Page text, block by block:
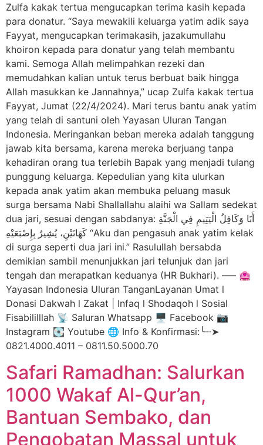
Zulfa kakak tertua mengucapkan terima kasih kepada
para donatur. “Saya mewakili keluarga yatim adik saya
Fayyat, mengucapkan terimakasih, jazakumullahu
khoiron kepada para donatur yang telah membantu
kami. Semoga Allah melimpahkan rezeki dan
memudahkan kalian untuk terus berbuat baik hingga
Allah masukkan ke Jannahnya,” ucap Zulfa kakak tertua
Fayyat, Jumat (22/4/2024). Mari terus bantu anak yatim
yang telah di santuni oleh Yayasan Uluran Tangan
Indonesia. Meringankan beban mereka adalah tanggung
jawab kita bersama, karena mereka berjuang tanpa
kehadiran orang tua terlebih Bapak yang menjadi tulang
punggung keluarga. Kepedulian yang kita ulurkan
kepada anak yatim akan membuka peluang masuk
surga bersama Nabi Shallallahu alaihi wa Sallam sedekat
dua jari, sesuai dengan sabdanya: أَنَا وَكَافِلُ الْيَتِيمِ فِي الْجَنَّةِ
كَهَاتَيْنِ، يُشِيرُ بِإِصْبَعَيْهِ “Aku dan pengasuh anak yatim kelak
di surga seperti dua jari ini.” Rasulullah bersabda
demikian sambil menunjukkan jari telunjuk dan jari
tengah dan merapatkan keduanya (HR Bukhari). —– 🏩
Yayasan Indonesia Uluran TanganLayanan Umat l
Donasi Dakwah l Zakat | Infaq l Shodaqoh l Sosial
Fisabililllah 📡 Saluran Whatsapp 🖥️ Facebook 📷
Instagram 💽 Youtube 🌐 Info & Konfirmasi:╰┈➤
0821.4000.4011 – 0811.50.5000.70
Safari Ramadhan: Salurkan
1000 Wakaf Al-Qur’an,
Bantuan Sembako, dan
Pengobatan Massal untuk